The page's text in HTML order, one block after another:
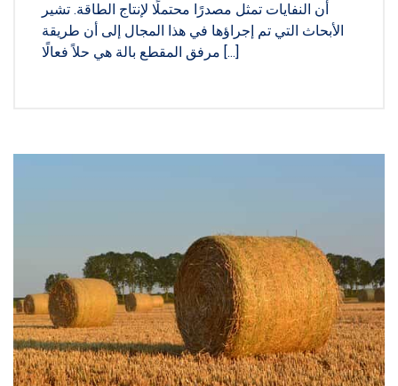
أن النفايات تمثل مصدرًا محتملًا لإنتاج الطاقة. تشير
الأبحاث التي تم إجراؤها في هذا المجال إلى أن طريقة
مرفق المقطع بالة هي حلاً فعالًا [...]